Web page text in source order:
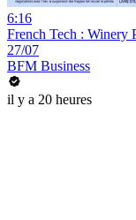
6:16
French Tech : Winery
27/07
BFM Business
il y a 20 heures